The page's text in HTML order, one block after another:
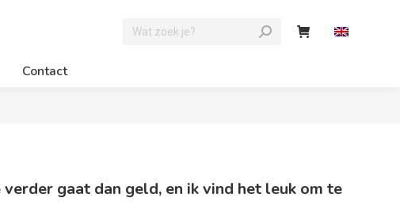
Contact
gaat dan geld, en ik vind het leuk om te